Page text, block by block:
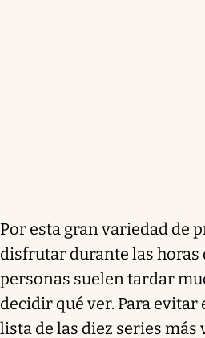
Por esta gran variedad de
disfrutar durante las horas
personas suelen tardar
decidir qué ver. Para evitar
lista de las diez series